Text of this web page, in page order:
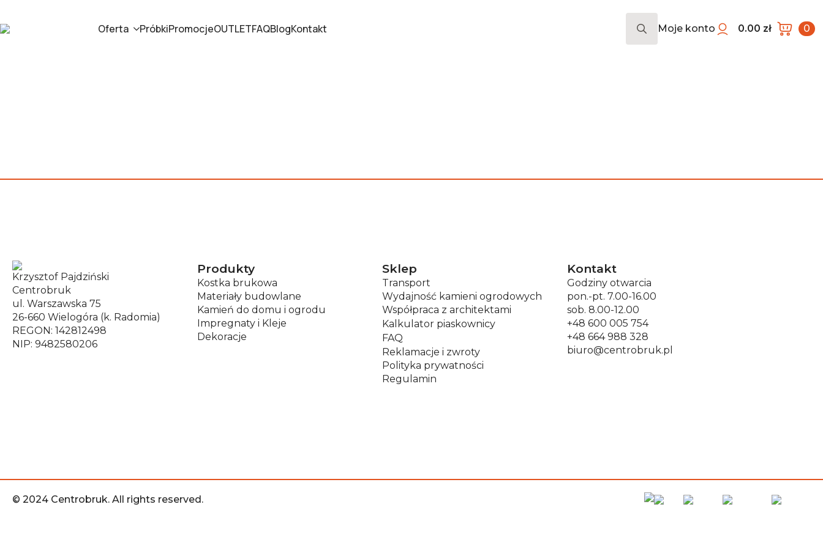
Oferta PróbkiPromocjeOUTLETFAQBlogKontakt Moje konto 0.00 zł 0
Krzysztof Pajdziński
Centrobruk
ul. Warszawska 75
26-660 Wielogóra (k. Radomia)
REGON: 142812498
NIP: 9482580206
Produkty
Kostka brukowa
Materiały budowlane
Kamień do domu i ogrodu
Impregnaty i Kleje
Dekoracje
Sklep
Transport
Wydajność kamieni ogrodowych
Współpraca z architektami
Kalkulator piaskownicy
FAQ
Reklamacje i zwroty
Polityka prywatności
Regulamin
Kontakt
Godziny otwarcia
pon.-pt. 7.00-16.00
sob. 8.00-12.00
+48 600 005 754
+48 664 988 328
biuro@centrobruk.pl
© 2024 Centrobruk. All rights reserved.